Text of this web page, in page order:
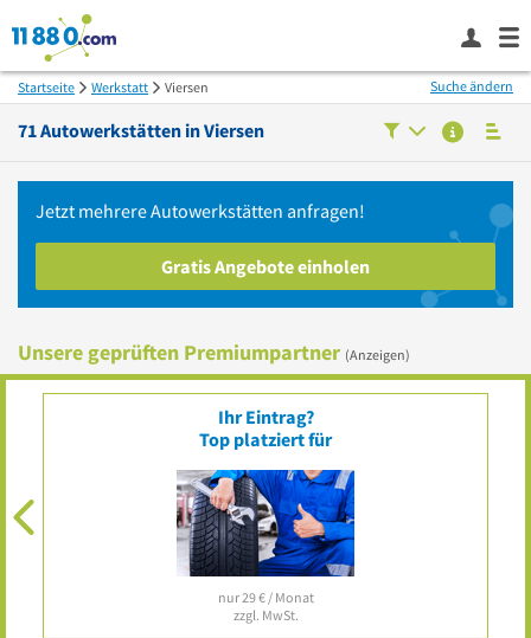
Startseite Werkstatt Viersen
71Autowerkstätten inViersen
Suche ändern
Jetzt mehrereAutowerkstätten anfragen!
Gratis Angebote einholen
Unsere geprüften Premiumpartner (Anzeigen)
Ihr Eintrag?
Top platziert für
nur 29 € / Monat
zzgl. MwSt.